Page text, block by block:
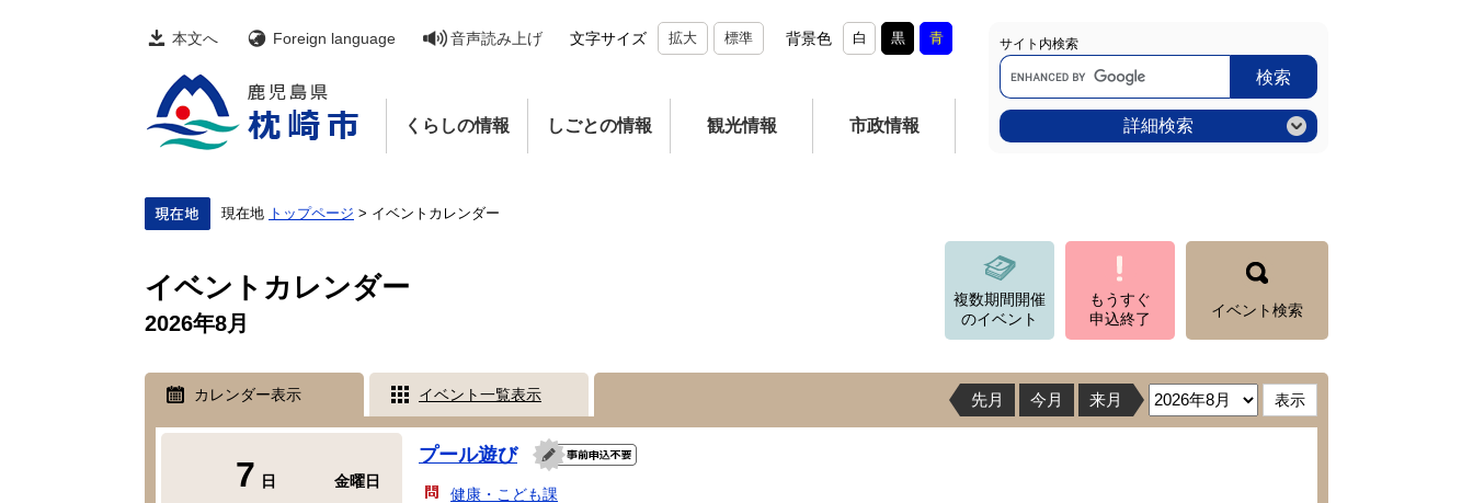
本文へ Foreign language 音声読み上げ 文字サイズ 拡大 標準 背景色 白 黒 青
くらしの情報 しごとの情報 観光情報 市政情報
サイト内検索
Google
カ
ス
タ
ム
検
詳細検索
現在地 トップページ > イベントカレンダー
イベントカレンダー
複数期間開催
のイベント
もうすぐ
申込終了
イベント検索
2026年8月
カレンダー表示 イベント一覧表示 先月 今月 来月
7 日 金曜日
プール遊び
健康・こども課